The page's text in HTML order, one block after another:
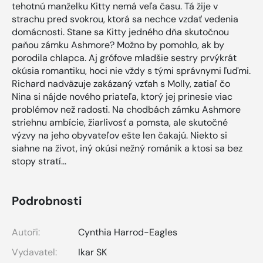
tehotnú manželku Kitty nemá veľa času. Tá žije v
strachu pred svokrou, ktorá sa nechce vzdať vedenia
domácnosti. Stane sa Kitty jedného dňa skutočnou
paňou zámku Ashmore? Možno by pomohlo, ak by
porodila chlapca. Aj grófove mladšie sestry prvýkrát
okúsia romantiku, hoci nie vždy s tými správnymi ľuďmi.
Richard nadväzuje zakázaný vzťah s Molly, zatiaľ čo
Nina si nájde nového priateľa, ktorý jej prinesie viac
problémov než radosti. Na chodbách zámku Ashmore
striehnu ambície, žiarlivosť a pomsta, ale skutočné
výzvy na jeho obyvateľov ešte len čakajú. Niekto si
siahne na život, iný okúsi nežný románik a ktosi sa bez
stopy stratí...
Podrobnosti
Autoři:
Cynthia Harrod-Eagles
Vydavatel:
Ikar SK